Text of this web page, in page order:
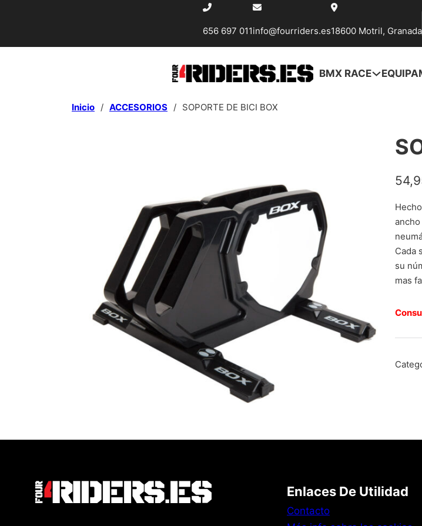
656 697 011info@fourriders.es18600 Motril, Granada
BMX RACE
Inicio / ACCESORIOS / SOPORTE DE BICI BOX
Cada
su
mas
Enlaces De Utilidad
Contacto